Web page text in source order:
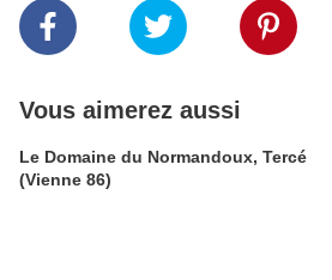
Vous aimerez aussi
Le Domaine du Normandoux, Tercé
(Vienne 86)